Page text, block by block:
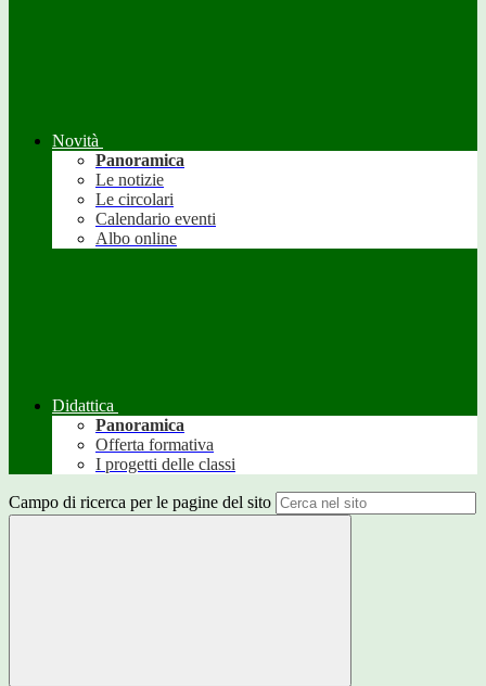
Novità
Panoramica
Le notizie
Le circolari
Calendario eventi
Albo online
Didattica
Panoramica
Offerta formativa
I progetti delle classi
Campo di ricerca per le pagine del sito